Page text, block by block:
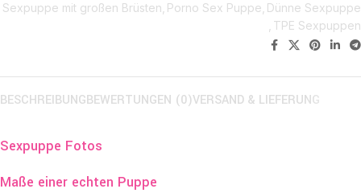
Sexpuppe mit großen Brüsten, Porno Sex Puppe, Dünne Sexpuppe
, TPE Sexpuppen
BESCHREIBUNGBEWERTUNGEN (0)VERSAND & LIEFERUNG
Sexpuppe Fotos
Maße einer echten Puppe